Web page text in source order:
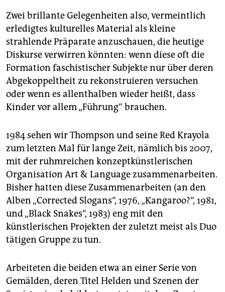
Zwei brillante Gelegenheiten also, vermeintlich
erledigtes kulturelles Material als kleine
strahlende Präparate anzuschauen, die heutige
Diskurse verwirren könnten: wenn diese oft die
Formation faschistischer Subjekte nur über deren
Abgekoppeltheit zu rekonstruieren versuchen
oder wenn es allenthalben wieder heißt, dass
Kinder vor allem „Führung“ brauchen.
1984 sehen wir Thompson und seine Red Krayola
zum letzten Mal für lange Zeit, nämlich bis 2007,
mit der ruhmreichen konzeptkünstlerischen
Organisation Art & Language zusammenarbeiten.
Bisher hatten diese Zusammenarbeiten (an den
Alben „Corrected Slogans“, 1976, „Kangaroo?“, 1981,
und „Black Snakes“, 1983) eng mit den
künstlerischen Projekten der zuletzt meist als Duo
tätigen Gruppe zu tun.
Arbeiteten die beiden etwa an einer Serie von
Gemälden, deren Titel Helden und Szenen der